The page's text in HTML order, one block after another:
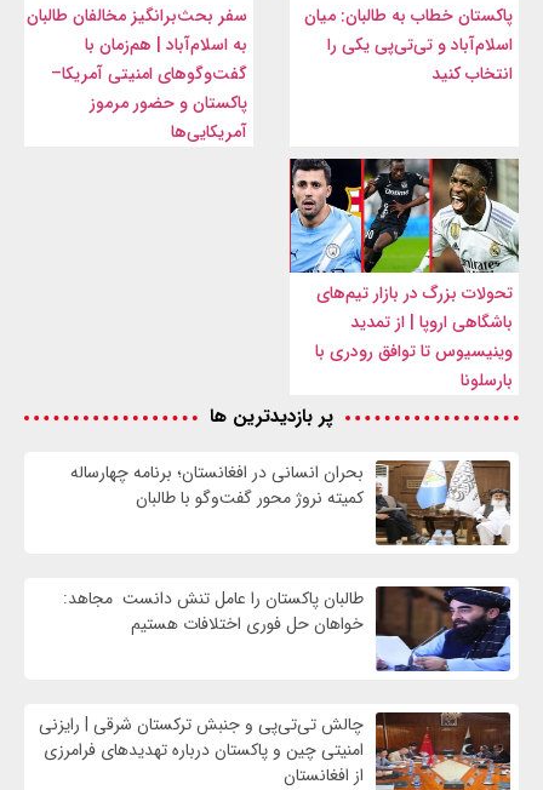
پاکستان خطاب به طالبان: میان
اسلام‌آباد و تی‌تی‌پی یکی را
انتخاب کنید
سفر بحث‌برانگیز مخالفان طالبان
به اسلام‌آباد | هم‌زمان با
گفت‌وگوهای امنیتی آمریکا–
پاکستان و حضور مرموز
آمریکایی‌ها
تحولات بزرگ در بازار تیم‌های
باشگاهی اروپا | از تمدید
وینیسیوس تا توافق رودری با
بارسلونا
پر بازدیدترین ها
بحران انسانی در افغانستان؛ برنامه چهار‌ساله
کمیته نروژ محور گفت‌وگو با طالبان
طالبان پاکستان را عامل تنش دانست مجاهد:
خواهان حل فوری اختلافات هستیم
چالش تی‌تی‌پی و جنبش ترکستان شرقی | رایزنی
امنیتی چین و پاکستان درباره تهدیدهای فرامرزی
از افغانستان